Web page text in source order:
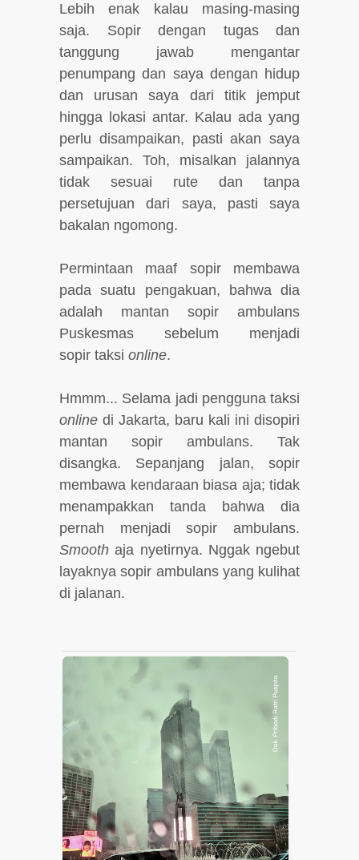
Lebih enak kalau masing-masing
saja. Sopir dengan tugas dan
tanggung jawab mengantar
penumpang dan saya dengan hidup
dan urusan saya dari titik jemput
hingga lokasi antar. Kalau ada yang
perlu disampaikan, pasti akan saya
sampaikan. Toh, misalkan jalannya
tidak sesuai rute dan tanpa
persetujuan dari saya, pasti saya
bakalan ngomong.
Permintaan maaf sopir membawa
pada suatu pengakuan, bahwa dia
adalah mantan sopir ambulans
Puskesmas sebelum menjadi
sopir taksi online.
Hmmm... Selama jadi pengguna taksi
online di Jakarta, baru kali ini disopiri
mantan sopir ambulans. Tak
disangka. Sepanjang jalan, sopir
membawa kendaraan biasa aja; tidak
menampakkan tanda bahwa dia
pernah menjadi sopir ambulans.
Smooth aja nyetirnya. Nggak ngebut
layaknya sopir ambulans yang kulihat
di jalanan.